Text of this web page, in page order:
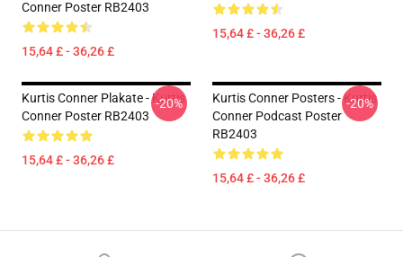
Conner Poster RB2403
15,64 £ - 36,26 £
15,64 £ - 36,26 £
Kurtis Conner Plakate - Kurtis
Conner Poster RB2403
15,64 £ - 36,26 £
-20%
Kurtis Conner Posters - Kurtis
Conner Podcast Poster
RB2403
15,64 £ - 36,26 £
-20%